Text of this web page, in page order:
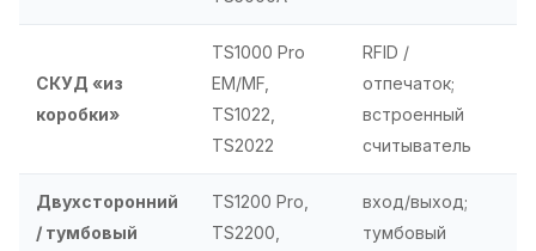
СКУД «из
коробки»
TS1000 Pro
EM/MF,
TS1022,
TS2022
RFID /
отпечаток;
встроенный
считыватель
Двухсторонний
/ тумбовый
TS1200 Pro,
TS2200,
вход/выход;
тумбовый